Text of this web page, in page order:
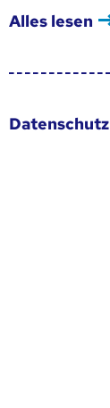
Alles lesen
Datenschutz